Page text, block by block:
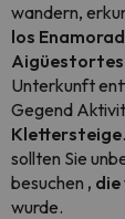
wandern,
los
Aigüestortes
Unterkunft
Gegend
Klettersteige
sollten Sie
besuchen , die
wurde.